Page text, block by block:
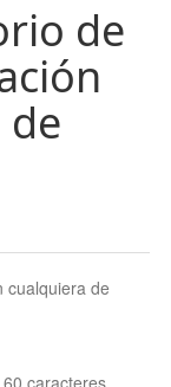
de
de
cualquiera de
caracteres